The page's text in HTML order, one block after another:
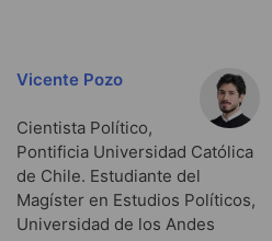
Vicente Pozo
Cientista Político,
Pontificia Universidad Católica
de Chile. Estudiante del
Magíster en Estudios Políticos,
Universidad de los Andes